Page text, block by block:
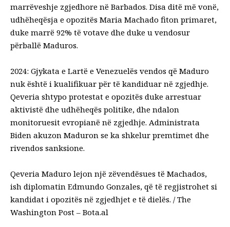
marrëveshje zgjedhore në Barbados. Disa ditë më vonë,
udhëheqësja e opozitës Maria Machado fiton primaret,
duke marrë 92% të votave dhe duke u vendosur
përballë Maduros.
2024: Gjykata e Lartë e Venezuelës vendos që Maduro
nuk është i kualifikuar për të kandiduar në zgjedhje.
Qeveria shtypo protestat e opozitës duke arrestuar
aktivistë dhe udhëheqës politike, dhe ndalon
monitoruesit evropianë në zgjedhje. Administrata
Biden akuzon Maduron se ka shkelur premtimet dhe
rivendos sanksione.
Qeveria Maduro lejon një zëvendësues të Machados,
ish diplomatin Edmundo Gonzales, që të regjistrohet si
kandidat i opozitës në zgjedhjet e të dielës. / The
Washington Post – Bota.al